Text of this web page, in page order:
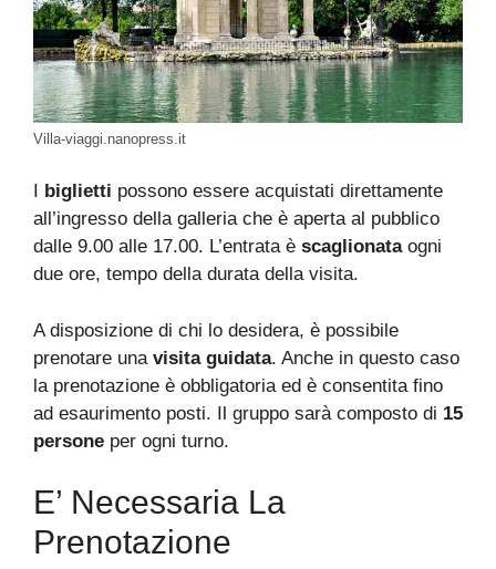
Villa-viaggi.nanopress.it
biglietti possono essere acquistati direttamente
all’ingresso della galleria che è aperta al pubblico
dalle 9.00 alle 17.00. L’entrata è scaglionataogni
due ore, tempo della durata della visita.
A disposizione di chi lo desidera, è possibile
prenotare una visita guidata. Anche in questo caso
la prenotazione è obbligatoria ed è consentita fino
ad esaurimento posti. Il gruppo sarà composto di 15
persone per ogni turno.
E’ Necessaria La
Prenotazione